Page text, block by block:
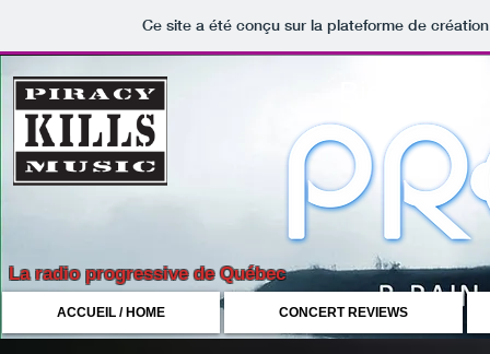
Ce site a été conçu sur la plateforme de
La radio progressive de Québec
ACCUEIL / HOME CONCERT REVIEWS